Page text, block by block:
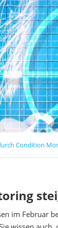
Condition
im Februar